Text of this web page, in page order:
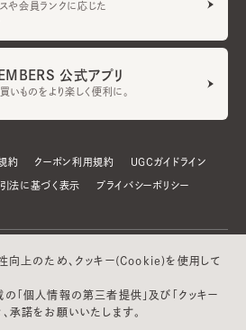
や会員ランクに応じた
公式アプリ
ものをより楽しく便利に。
約 クーポン利用規約 UGCガイドライン
法に基づく表示 プライバシーポリシー
向上のため、クッキー(Cookie)を使用して
の「個人情報の第三者提供」及び「クッキー
承諾をお願いいたします。